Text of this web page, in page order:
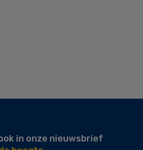
in onze nieuwsbrief